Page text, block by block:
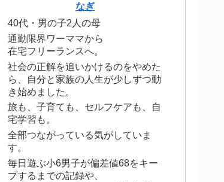
なぎ
40代・男の子2人の母
通勤限界ワーママから
在宅フリーランスへ。
社会の正解を追いかけるのをやめた
ら、自分と家族の人生が少しずつ動
き始めました。
旅も、子育ても、セルフケアも、自
宅学習も。
全部つながっている気がしていま
す。
毎日遊ぶ小6男子が偏差値68をキー
プするまでの記録や、